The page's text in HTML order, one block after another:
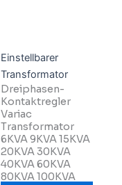
Einstellbarer
Transformator
Dreiphasen-
Kontaktregler
Variac
Transformator
6KVA 9KVA 15KVA
20KVA 30KVA
40KVA 60KVA
80KVA 100KVA